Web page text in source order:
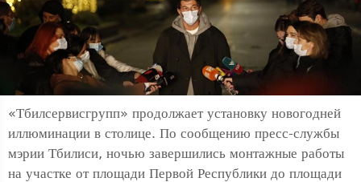
«Тбилсервисгрупп» продолжает установку новогодней
иллюминации в столице. По сообщению пресс-службы
мэрии Тбилиси, ночью завершились монтажные работы
на участке от площади Первой Республики до площади